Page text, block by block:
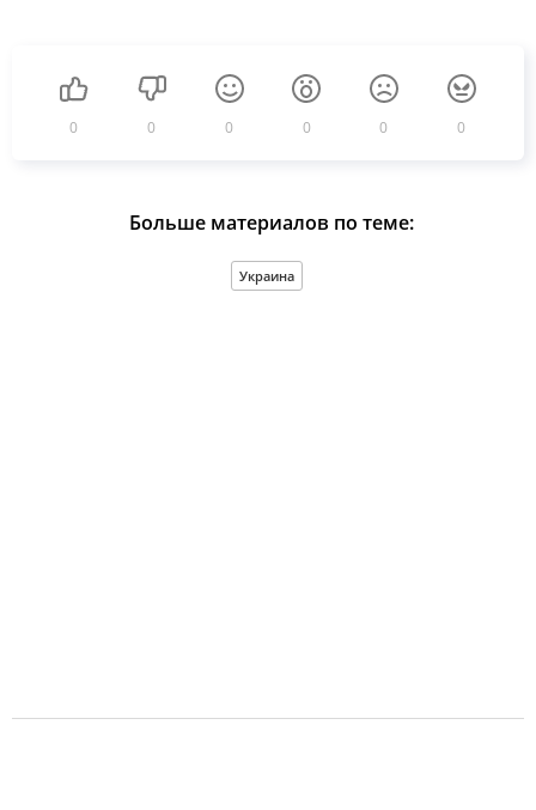
0 0 0 0 0 0
Больше материалов по теме:
Украина